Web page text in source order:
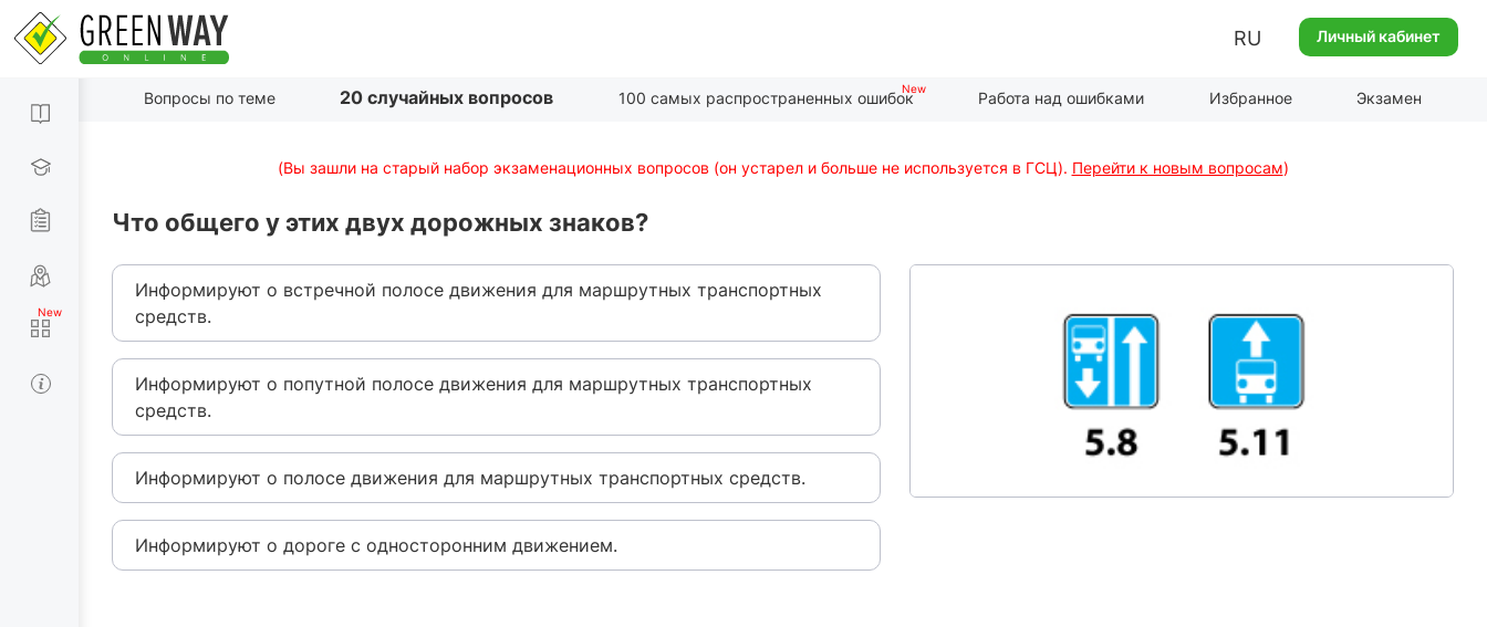
RU Личный кабинет
Вопросы по теме 20 случайных вопросов 100 самых распространенных ошибок Работа над ошибками Избранное Экзамен
(Вы зашли на старый набор экзаменационных вопросов (он устарел и больше не используется в ГСЦ). Перейти к новым вопросам)
Что общего у этих двух дорожных знаков?
Информируют о встречной полосе движения для маршрутных транспортных
средств.
Информируют о попутной полосе движения для маршрутных транспортных
средств.
Информируют о полосе движения для маршрутных транспортных средств.
Информируют о дороге с односторонним движением.